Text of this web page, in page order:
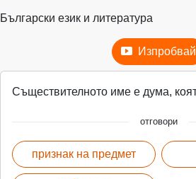
Български език и литература
Изпробвай
Съществителното име е дума,
отговори
признак на предмет